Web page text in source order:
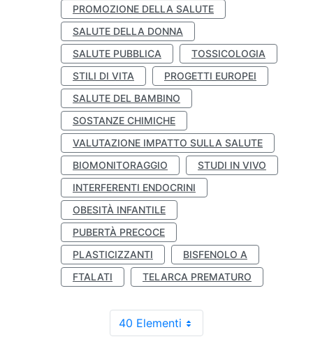
PROMOZIONE DELLA SALUTE
SALUTE DELLA DONNA
SALUTE PUBBLICA
TOSSICOLOGIA
STILI DI VITA
PROGETTI EUROPEI
SALUTE DEL BAMBINO
SOSTANZE CHIMICHE
VALUTAZIONE IMPATTO SULLA SALUTE
BIOMONITORAGGIO
STUDI IN VIVO
INTERFERENTI ENDOCRINI
OBESITÀ INFANTILE
PUBERTÀ PRECOCE
PLASTICIZZANTI
BISFENOLO A
FTALATI
TELARCA PREMATURO
40 Elementi